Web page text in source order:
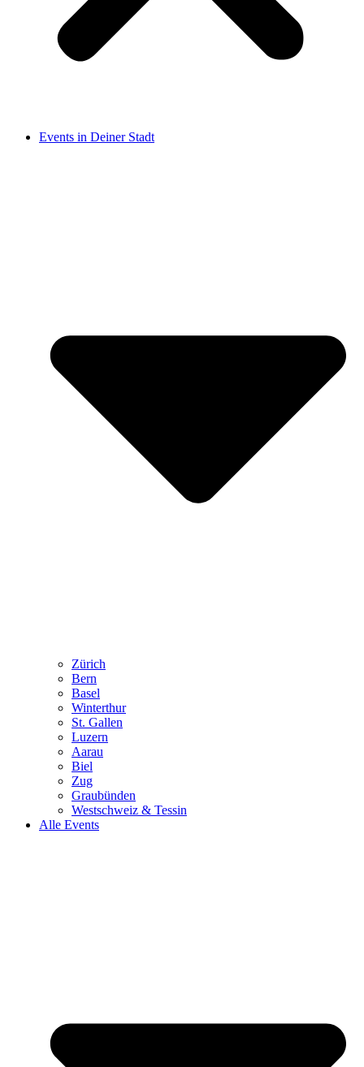
Events in Deiner Stadt
Zürich
Bern
Basel
Winterthur
St. Gallen
Luzern
Aarau
Biel
Zug
Graubünden
Westschweiz & Tessin
Alle Events